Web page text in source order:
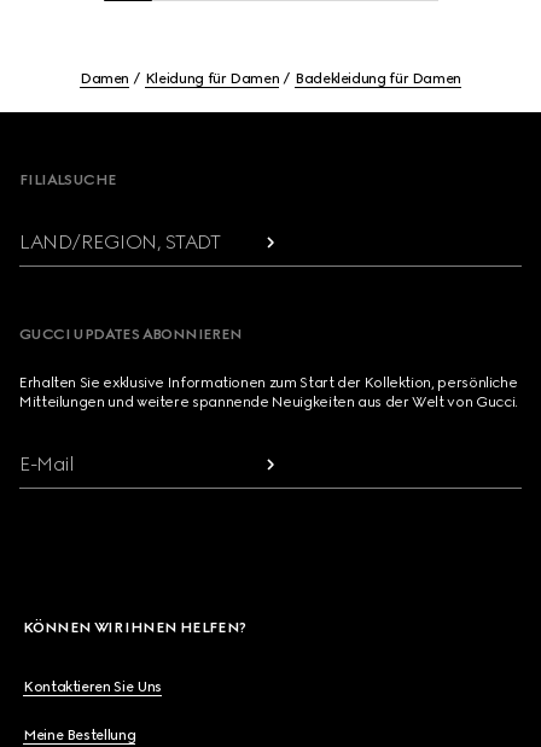
Damen Kleidung für Damen Badekleidung für Damen
FILIALSUCHE
LAND/REGION, STADT
GUCCI UPDATES ABONNIEREN
Erhalten Sie exklusive Informationen zum Start der Kollektion, persönliche
Mitteilungen und weitere spannende Neuigkeiten aus der Welt von Gucci.
E-Mail
KÖNNEN WIR IHNEN HELFEN?
Kontaktieren Sie Uns
Meine Bestellung